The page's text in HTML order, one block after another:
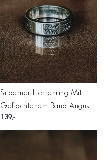
Silberner Herrenring Mit
Geflochtenem Band Angus
139